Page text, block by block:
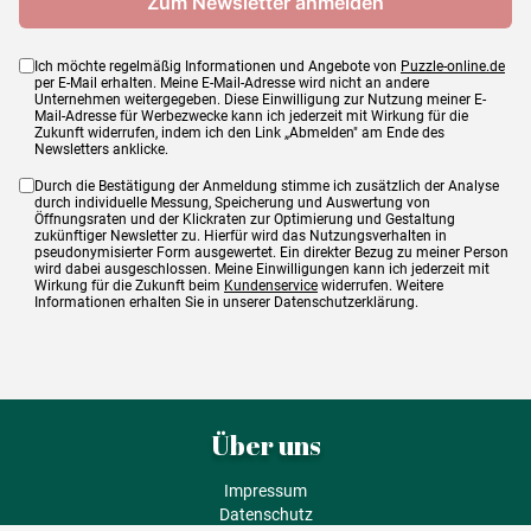
Ich möchte regelmäßig Informationen und Angebote von Puzzle-online.de
per E-Mail erhalten. Meine E-Mail-Adresse wird nicht an andere
Unternehmen weitergegeben. Diese Einwilligung zur Nutzung meiner E-
Mail-Adresse für Werbezwecke kann ich jederzeit mit Wirkung für die
Zukunft widerrufen, indem ich den Link „Abmelden" am Ende des
Newsletters anklicke.
Durch die Bestätigung der Anmeldung stimme ich zusätzlich der Analyse
durch individuelle Messung, Speicherung und Auswertung von
Öffnungsraten und der Klickraten zur Optimierung und Gestaltung
zukünftiger Newsletter zu. Hierfür wird das Nutzungsverhalten in
pseudonymisierter Form ausgewertet. Ein direkter Bezug zu meiner Person
wird dabei ausgeschlossen. Meine Einwilligungen kann ich jederzeit mit
Wirkung für die Zukunft beim Kundenservice widerrufen. Weitere
Informationen erhalten Sie in unserer Datenschutzerklärung.
Über uns
Impressum
Datenschutz